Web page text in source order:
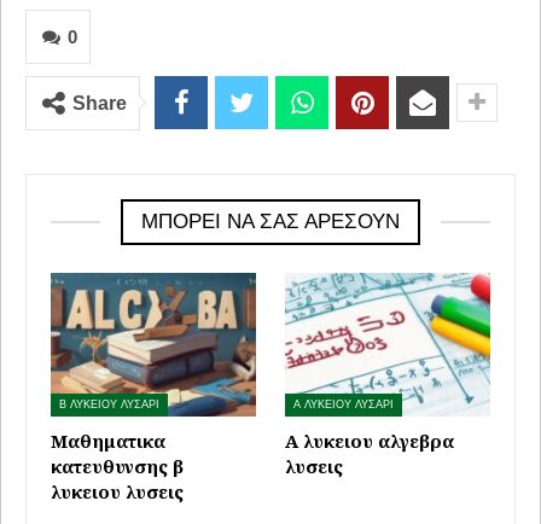
0
Share
ΜΠΟΡΕΊ ΝΑ ΣΑΣ ΑΡΈΣΟΥΝ
Β ΛΥΚΕΙΟΥ ΛΥΣΑΡΙ
Μαθηματικα
κατευθυνσης β
λυκειου λυσεις
Α ΛΥΚΕΙΟΥ ΛΥΣΑΡΙ
Α λυκειου αλγεβρα
λυσεις